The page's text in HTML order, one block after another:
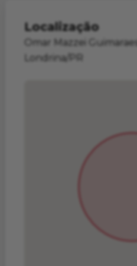
Localização
Omar Mazzei
Londrina/PR